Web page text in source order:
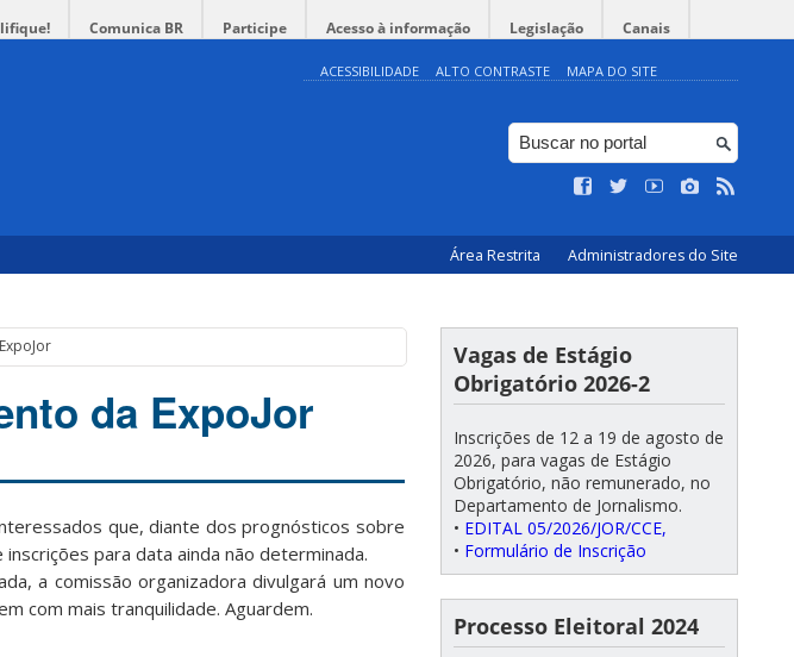
Comunica BR Participe Acesso à informação Legislação Canais
ACESSIBILIDADE ALTO CONTRASTE MAPA DO SITE
Área Restrita Administradores do Site
da ExpoJor
que, diante dos prognósticos sobre
para data ainda não determinada.
a comissão organizadora divulgará um novo
com mais tranquilidade. Aguardem.
Vagas de Estágio
Obrigatório 2026-2
Inscrições de 12 a 19 de agosto de
2026, para vagas de Estágio
Obrigatório, não remunerado, no
Departamento de Jornalismo.
• EDITAL 05/2026/JOR/CCE,
• Formulário de Inscrição
Processo Eleitoral 2024